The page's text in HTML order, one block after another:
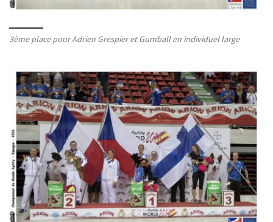
3ème place pour Adrien Grespier et Gumball en individuel large